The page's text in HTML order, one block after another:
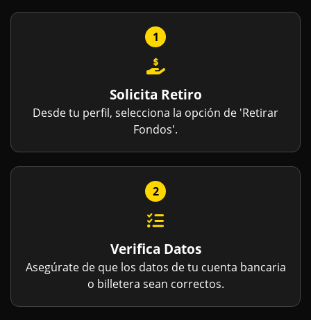
1
Solicita Retiro
Desde tu perfil, selecciona la opción de 'Retirar
Fondos'.
2
Verifica Datos
Asegúrate de que los datos de tu cuenta bancaria
o billetera sean correctos.